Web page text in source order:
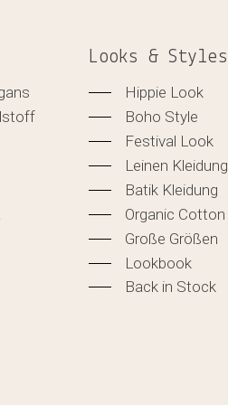
Looks & Styles
Hippie Look
Boho Style
Festival Look
Leinen Kleidung
Batik Kleidung
Organic Cotton
Große Größen
Lookbook
Back in Stock